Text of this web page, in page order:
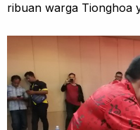
ribuan warga Tionghoa